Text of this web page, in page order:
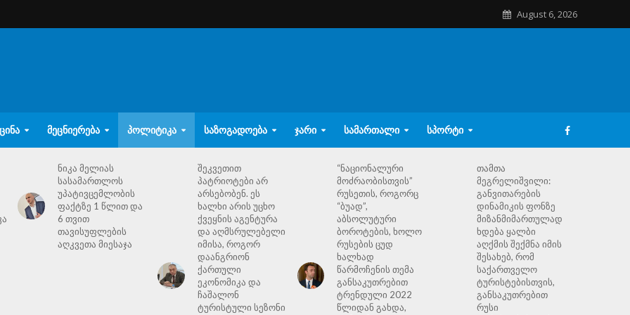
August 6, 2026
ᲛᲔᲪᲜᲘᲔᲠᲔᲑᲐ ᲞᲝᲚᲘᲢᲘᲙᲐ ᲡᲐᲖᲝᲒᲐᲓᲝᲔᲑᲐ ᲯᲐᲠᲘ ᲡᲐᲛᲐᲠᲗᲐᲚᲘ ᲡᲞᲝᲠᲢᲘ
ნიკა მელიას
სასამართლოს
უპატივცემლობის
ფაქტზე 1 წლით და
6 თვით
თავისუფლების
აღკვეთა მიესაჯა
შეკვეთით
პატრიოტები არ
არსებობენ. ეს
ხალხი არის უცხო
ქვეყნის აგენტურა
და აღმსრულებელი
იმისა, როგორ
დაანგრიონ
ქართული
ეკონომიკა და
ჩაშალონ
ტურისტული სეზონი
“ნაციონალური
მოძრაობისთვის”
რუსეთის, როგორც
“ბუად”,
აბსოლუტური
ბოროტების, ხოლო
რუსების ცუდ
ხალხად
წარმოჩენის თემა
განსაკუთრებით
ტრენდული 2022
წლიდან გახდა,
თამთა
მეგრელიშვილი:
განვითარების
დინამიკის ფონზე
მიზანმიმართულად
ხდება ყალბი
აღქმის შექმნა იმის
შესახებ, რომ
საქართველო
ტურისტებისთვის,
განსაკუთრებით
რუსი